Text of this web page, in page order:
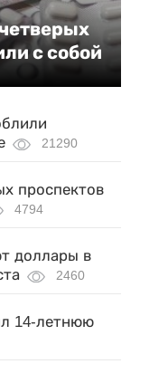
с собой
21290
проспектов
4794
доллары в
2460
14-летнюю